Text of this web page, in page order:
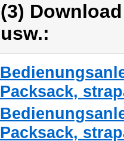
(3)
usw.:
Packsack,
Packsack,